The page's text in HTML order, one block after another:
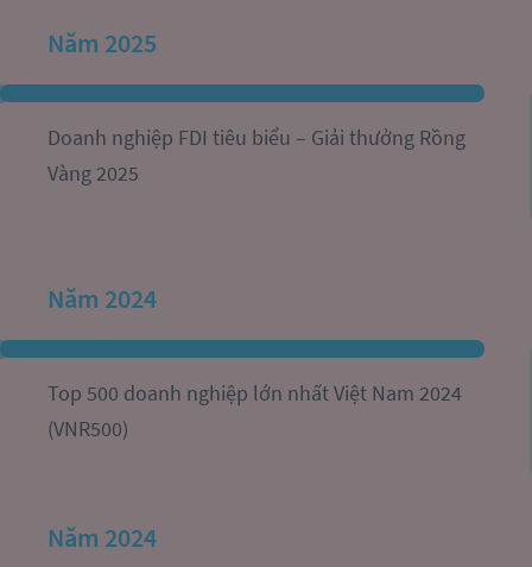
Năm 2025
Doanh nghiệp FDI tiêu biểu – Giải thưởng Rồng
Vàng 2025
Năm 2024
Top 500 doanh nghiệp lớn nhất Việt Nam 2024
(VNR500)
Năm 2024